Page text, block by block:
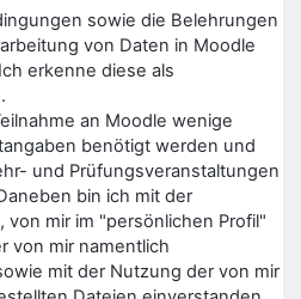
sowie die Belehrungen
von Daten in Moodle
erkenne diese als
an Moodle wenige
benötigt werden und
und Prüfungsveranstaltungen
bin ich mit der
mir im "persönlichen Profil"
von mir namentlich
mit der Nutzung der von mir